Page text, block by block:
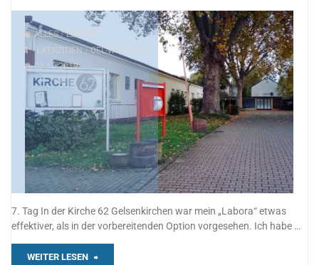
ALLES / LERNEN
EXERZITIEN/OEL-WOCHE19
23.10.2019
7. Tag In der Kirche 62 Gelsenkirchen war mein „Labora“ etwas
effektiver, als in der vorbereitenden Option vorgesehen. Ich habe …
WEITER LESEN "OEL-